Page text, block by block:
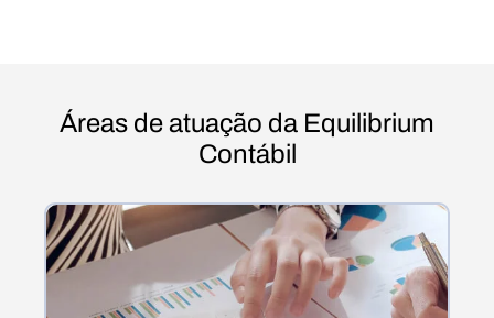
Áreas de atuação da Equilibrium
Contábil